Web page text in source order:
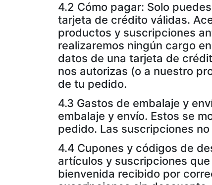
4.2 Cómo pagar: Solo
tarjeta de crédito válidas.
productos y suscripciones
realizaremos ningún cargo
datos de una tarjeta de
nos autorizas (o a nuestro
de tu pedido.
4.3 Gastos de embalaje y
embalaje y envío. Estos se
pedido. Las suscripciones
4.4 Cupones y códigos de
artículos y suscripciones
bienvenida recibido por